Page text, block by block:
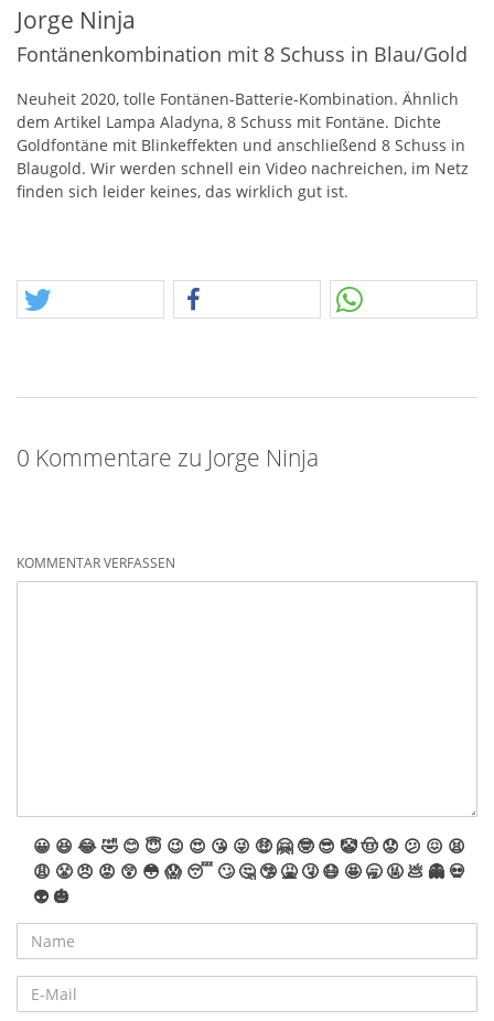
Jorge Ninja
Fontänenkombination mit 8 Schuss in Blau/Gold
Neuheit 2020, tolle Fontänen-Batterie-Kombination. Ähnlich
dem Artikel Lampa Aladyna, 8 Schuss mit Fontäne. Dichte
Goldfontäne mit Blinkeffekten und anschließend 8 Schuss in
Blaugold. Wir werden schnell ein Video nachreichen, im Netz
finden sich leider keines, das wirklich gut ist.
0 Kommentare zu Jorge Ninja
KOMMENTAR VERFASSEN
😀 😆 😂🤣 😊 😇 😉 😍 😘 😜 🤑 🤗 🤓 😎 🤡🤠 😟 😕 😖 😫
😩 😤 😠 😡 😲 😳 😱 😴 🙄 🤔 🤥 🤮 🤧 😷 🤩 🥱 🤬 💩 👻 💀
👽 🎃